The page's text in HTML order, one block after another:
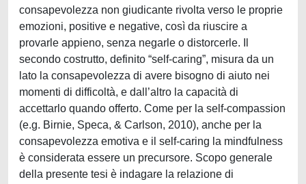
consapevolezza non giudicante rivolta verso le proprie
emozioni, positive e negative, così da riuscire a
provarle appieno, senza negarle o distorcerle. Il
secondo costrutto, definito “self-caring”, misura da un
lato la consapevolezza di avere bisogno di aiuto nei
momenti di difficoltà, e dall’altro la capacità di
accettarlo quando offerto. Come per la self-compassion
(e.g. Birnie, Speca, & Carlson, 2010), anche per la
consapevolezza emotiva e il self-caring la mindfulness
è considerata essere un precursore. Scopo generale
della presente tesi è indagare la relazione di